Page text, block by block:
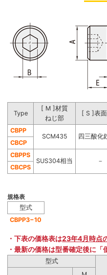
Type
[ M ]材質
ねじ部
[ S ]表
CBPP
SCM435
四三酸化
CBCP
CBPPS
SUS304相当
－
CBCPS
規格表
型式
CBPP3−10
・下表の価格表は23年4月時点
・最新の価格は型番確定後に
型式